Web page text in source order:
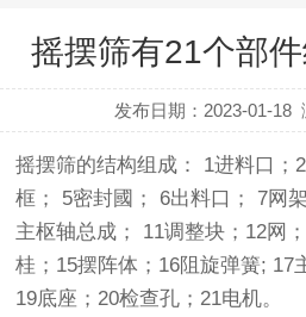
摇摆筛有21个部
发布日期：2023-01-18
摇摆筛的结构组成： 1进料口；
框； 5密封國； 6出料口； 7网
主枢轴总成； 11调整块；12网
桂；15摆阵体；16阻旋弹簧; 17
19底座；20检查孔；21电机。